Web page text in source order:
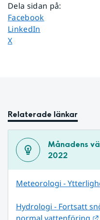
Dela sidan på:
Dela sidan på
Facebook
Dela sidan på
LinkedIn
Dela sidan på
X
Relaterade länkar
Månadens
2022
Meteorologi -
Hydrologi - Fortsatt